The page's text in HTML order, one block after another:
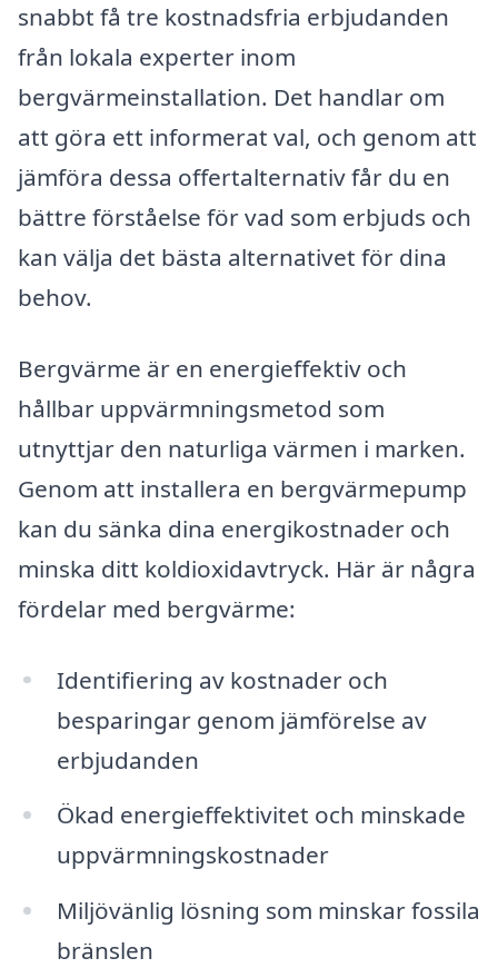
snabbt få tre kostnadsfria erbjudanden
från lokala experter inom
bergvärmeinstallation. Det handlar om
att göra ett informerat val, och genom att
jämföra dessa offertalternativ får du en
bättre förståelse för vad som erbjuds och
kan välja det bästa alternativet för dina
behov.
Bergvärme är en energieffektiv och
hållbar uppvärmningsmetod som
utnyttjar den naturliga värmen i marken.
Genom att installera en bergvärmepump
kan du sänka dina energikostnader och
minska ditt koldioxidavtryck. Här är några
fördelar med bergvärme:
Identifiering av kostnader och
besparingar genom jämförelse av
erbjudanden
Ökad energieffektivitet och minskade
uppvärmningskostnader
Miljövänlig lösning som minskar fossila
bränslen